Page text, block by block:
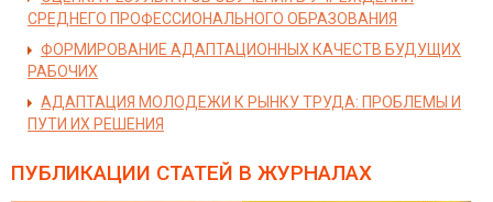
СРЕДНЕГО ПРОФЕССИОНАЛЬНОГО ОБРАЗОВАНИЯ
ФОРМИРОВАНИЕ АДАПТАЦИОННЫХ КАЧЕСТВ БУДУЩИХ
РАБОЧИХ
АДАПТАЦИЯ МОЛОДЕЖИ К РЫНКУ ТРУДА: ПРОБЛЕМЫ И
ПУТИ ИХ РЕШЕНИЯ
ПУБЛИКАЦИИ СТАТЕЙ В ЖУРНАЛАХ